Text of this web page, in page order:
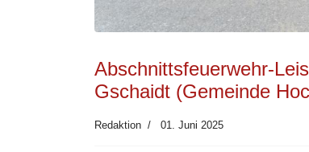
Abschnittsfeuerwehr-
Gschaidt (Gemeinde
Redaktion 01. Juni 2025